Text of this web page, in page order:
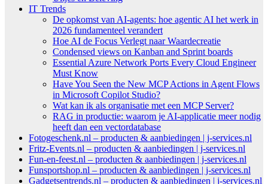
IT Trends
De opkomst van AI-agents: hoe agentic AI het werk in
2026 fundamenteel verandert
Hoe AI de Focus Verlegt naar Waardecreatie
Condensed views on Kanban and Sprint boards
Essential Azure Network Ports Every Cloud Engineer
Must Know
Have You Seen the New MCP Actions in Agent Flows
in Microsoft Copilot Studio?
Wat kan ik als organisatie met een MCP Server?
RAG in productie: waarom je AI-applicatie meer nodig
heeft dan een vectordatabase
Fotogeschenk.nl – producten & aanbiedingen | j-services.nl
Fritz-Events.nl – producten & aanbiedingen | j-services.nl
Fun-en-feest.nl – producten & aanbiedingen | j-services.nl
Funsportshop.nl – producten & aanbiedingen | j-services.nl
Gadgetsentrends.nl – producten & aanbiedingen | j-services.nl